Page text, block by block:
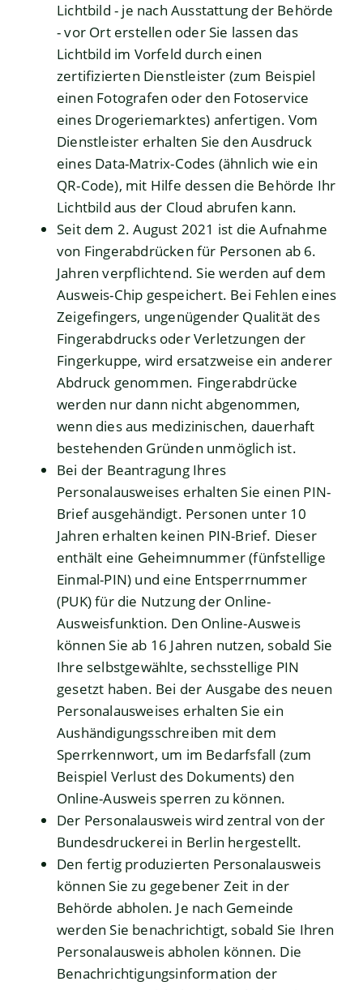
Lichtbild - je nach Ausstattung der Behörde
- vor Ort erstellen oder Sie lassen das
Lichtbild im Vorfeld durch einen
zertifizierten Dienstleister (zum Beispiel
einen Fotografen oder den Fotoservice
eines Drogeriemarktes) anfertigen. Vom
Dienstleister erhalten Sie den Ausdruck
eines Data-Matrix-Codes (ähnlich wie ein
QR-Code), mit Hilfe dessen die Behörde Ihr
Lichtbild aus der Cloud abrufen kann.
Seit dem 2. August 2021 ist die Aufnahme
von Fingerabdrücken für Personen ab 6.
Jahren verpflichtend. Sie werden auf dem
Ausweis-Chip gespeichert. Bei Fehlen eines
Zeigefingers, ungenügender Qualität des
Fingerabdrucks oder Verletzungen der
Fingerkuppe, wird ersatzweise ein anderer
Abdruck genommen. Fingerabdrücke
werden nur dann nicht abgenommen,
wenn dies aus medizinischen, dauerhaft
bestehenden Gründen unmöglich ist.
Bei der Beantragung Ihres
Personalausweises erhalten Sie einen PIN-
Briefausgehändigt. Personen unter 10
Jahren erhalten keinen PIN-Brief. Dieser
enthält eine Geheimnummer(fünfstellige
Einmal-PIN) und eine Entsperrnummer
(PUK)für die Nutzung der Online-
Ausweisfunktion. Den Online-Ausweis
können Sie ab 16 Jahren nutzen, sobald Sie
Ihre selbstgewählte, sechsstellige PIN
gesetzt haben. Bei der Ausgabe des neuen
Personalausweises erhalten Sie ein
Aushändigungsschreiben mit dem
Sperrkennwort, um im Bedarfsfall (zum
Beispiel Verlust des Dokuments) den
Online-Ausweis sperren zu können.
Der Personalausweis wird zentral von der
Bundesdruckerei in Berlin hergestellt.
Den fertig produzierten Personalausweis
können Sie zu gegebener Zeit in der
Behörde abholen. Je nach Gemeinde
werden Sie benachrichtigt, sobald Sie Ihren
Personalausweis abholen können. Die
Benachrichtigungsinformation der